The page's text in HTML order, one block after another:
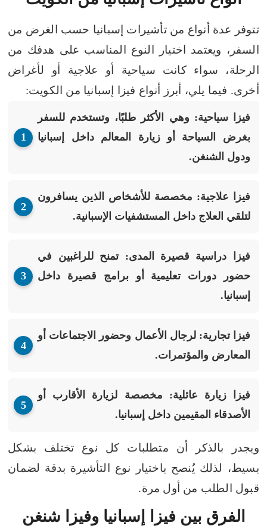
تتوفر عدة أنواع من تأشيرات إسبانيا حسب الغرض من
السفر، ويعتمد اختيار النوع المناسب على هدفك من
الرحلة، سواء كانت سياحية أو علاجية أو لأغراض
أخرى. فيما يلي، أبرز أنواع فيزا إسبانيا من الكويت:
فيزا سياحية: وهي الأكثر طلبًا، وتستخدم للسفر
بغرض السياحة أو زيارة المعالم داخل إسبانيا
ودول الشنغن.
فيزا علاجية: مخصصة للأشخاص الذين يسافرون
لتلقي العلاج داخل المستشفيات الإسبانية.
فيزا دراسية قصيرة المدى: تمنح للراغبين في
حضور دورات تعليمية أو برامج قصيرة داخل
إسبانيا.
فيزا تجارية: لرجال الأعمال وحضور الاجتماعات أو
المعارض والمؤتمرات.
فيزا زيارة عائلية: مخصصة لزيارة الأقارب أو
الأصدقاء المقيمين داخل إسبانيا.
ويجدر بالذكر أن متطلبات كل نوع تختلف بشكل
بسيط، لذلك يُنصح باختيار نوع التأشيرة بدقة لضمان
قبول الطلب من أول مرة.
الفرق بين فيزا إسبانيا وفيزا شنغن